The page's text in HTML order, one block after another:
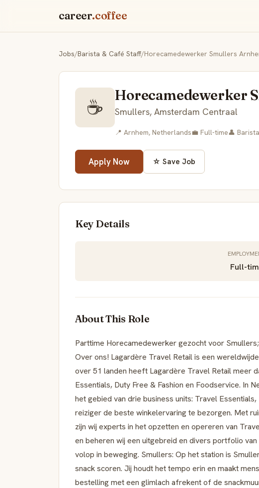
career.coffee
Jobs/Barista & Café Staff/Horecamedewerker Smullers
☕ Horecamedewerker
Smullers, Amsterdam Centraal
📍 Arnhem, Netherlands💼 Full-time👤 Barista
Apply Now ☆ Save Job
Key Details
Full-
About This Role
Parttime Horecamedewerker gezocht voor
Over ons! Lagardère Travel Retail is een
over 51 landen heeft Lagardère Travel Retail meer
Essentials, Duty Free & Fashion en Foodservice. In
het gebied van drie business units: Travel
reiziger de beste winkelervaring te bezorgen. Met
zijn wij experts in het opzetten en opereren van
en beheren wij een uitgebreid en divers portfolio
volop in beweging. Smullers: Op het station is
snack scoren. Jij houdt het tempo erin en maakt
bestelling met een glimlach afrekent of de